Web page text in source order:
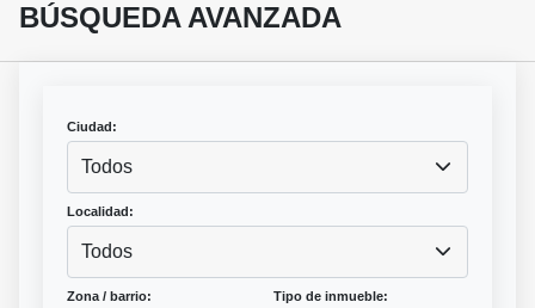
BÚSQUEDA AVANZADA
Ciudad:
Todos
Localidad:
Todos
Zona / barrio: Tipo de inmueble: